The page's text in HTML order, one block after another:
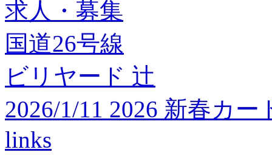
求人・募集
国道26号線
ビリヤード 辻
2026/1/11 2026 新春カ
links